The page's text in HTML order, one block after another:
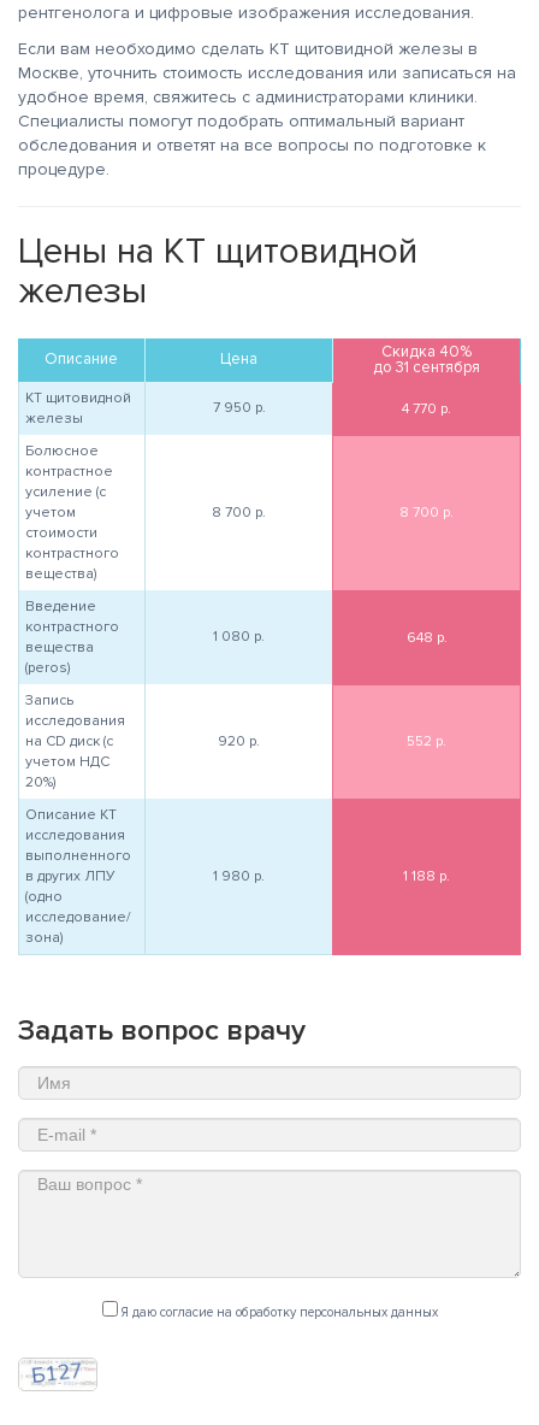
рентгенолога и цифровые изображения исследования.
Если вам необходимо сделать КТ щитовидной железы в
Москве, уточнить стоимость исследования или записаться на
удобное время, свяжитесь с администраторами клиники.
Специалисты помогут подобрать оптимальный вариант
обследования и ответят на все вопросы по подготовке к
процедуре.
Цены на КТ щитовидной
железы
Описание Цена
Скидка 40%
до 31 сентября
КТ щитовидной
железы
7 950 р. 4 770 р.
Болюсное
контрастное
усиление (с
учетом
стоимости
контрастного
вещества)
8 700 р. 8 700 р.
Введение
контрастного
вещества
(peros)
1 080 р. 648 р.
Запись
исследования
на CD диск (с
учетом НДС
20%)
920 р. 552 р.
Описание КТ
исследования
выполненного
в других ЛПУ
(одно
исследование/
зона)
1 980 р. 1 188 р.
Задать вопрос врачу
Я даю согласие на обработку персональных данных